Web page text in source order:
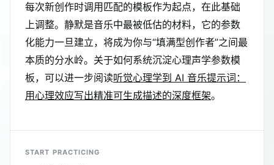
每次新创作时调用匹配的模板作为起点，在此基础
上调整。静默是音乐中最被低估的材料，它的参数
化能力一旦建立，将成为你与“填满型创作者”之间最
本质的分水岭。关于如何系统沉淀心理声学参数模
板，可以进一步阅读听觉心理学到 AI 音乐提示词：
用心理效应写出精准可生成描述的深度框架。
START PRACTICING